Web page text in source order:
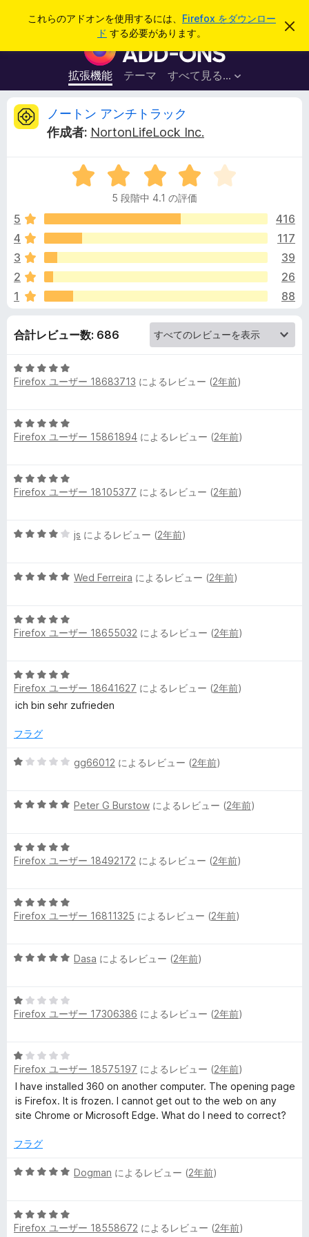
これらのアドオンを使用するには、 Firefox をダウンロー
ド する必要があります。
こ
を
F
i
r
e
f
o
x
ラ
ウ
ザ
ー
ド
オ
ン
拡張機能 テーマ すべて見る...
ログイン
ノ
ト
ン
ア
ン
ト
ラ
ッ
ク
の
ビ
ュ
ー
ノートン アンチトラック
作成者: NortonLifeLock Inc.
5
段
中
.
の
価
5 段階中 4.1 の評価
5
416
4
117
3
39
2
26
1
88
合計レビュー数: 686
5
段
5
の
Firefox ユーザー 18683713 によるレビュー (2年前)
5
段
5
の
Firefox ユーザー 15861894 によるレビュー (2年前)
5
段
5
価
Firefox ユーザー 18105377 によるレビュー (2年前)
5
中
評
価
js によるレビュー (2年前)
5
中
5
価
Wed Ferreira によるレビュー (2年前)
5
段
5
の
評
Firefox ユーザー 18655032 によるレビュー (2年前)
5
段
階
5
評
Firefox ユーザー 18641627 によるレビュー (2年前)
ich bin sehr zufrieden
フラグ
5
中
評
価
gg66012 によるレビュー (2年前)
5
中
5
価
Peter G Burstow によるレビュー (2年前)
5
段
5
の
Firefox ユーザー 18492172 によるレビュー (2年前)
5
段
5
価
Firefox ユーザー 16811325 によるレビュー (2年前)
5
中
5
価
Dasa によるレビュー (2年前)
5
段
1
の
評
価
Firefox ユーザー 17306386 によるレビュー (2年前)
5
段
階
中
1
評
Firefox ユーザー 18575197 によるレビュー (2年前)
I have installed 360 on another computer. The opening page
is Firefox. It is frozen. I cannot get out to the web on any
site Chrome or Microsoft Edge. What do I need to correct?
フラグ
5
中
5
Dogman によるレビュー (2年前)
5
段
Firefox ユーザー 18558672 によるレビュー (2年前)